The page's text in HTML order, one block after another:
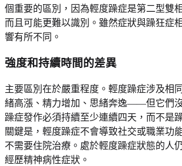
個重要的區別，因為輕度躁症是第二型雙
而且可能更難以識別。雖然症狀與躁狂症
響有所不同。
強度和持續時間的差異
主要區別在於嚴重程度。輕度躁症涉及
緒高漲、精力增加、思緒奔逸——但它們
躁症發作必須持續至少連續四天，而不是
關鍵是，輕度躁症不會導致社交或職業功
不需要住院治療。處於輕度躁症狀態的人
經歷精神病性症狀。